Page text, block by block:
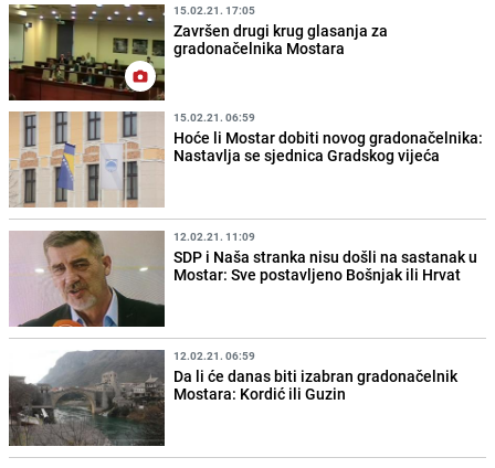
15.02.21. 17:05
Završen drugi krug glasanja za
gradonačelnika Mostara
15.02.21. 06:59
Hoće li Mostar dobiti novog gradonačelnika:
Nastavlja se sjednica Gradskog vijeća
12.02.21. 11:09
SDP i Naša stranka nisu došli na sastanak u
Mostar: Sve postavljeno Bošnjak ili Hrvat
12.02.21. 06:59
Da li će danas biti izabran gradonačelnik
Mostara: Kordić ili Guzin